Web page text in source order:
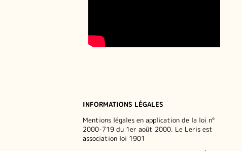
INFORMATIONS LÉGALES
Mentions légales en application de la loi n°
2000-719 du 1er août 2000. Le Leris est
association loi 1901